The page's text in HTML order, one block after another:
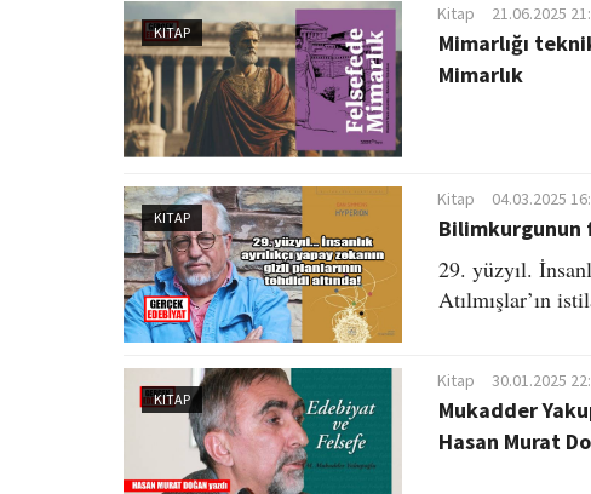
KITAP
Kitap 21.06.2025
Mimarlığı
Mimarlık
KITAP
Kitap 04.03.2025
Bilimkurgunun
29. yüzyıl.
Atılmışlar’ın
KITAP
Kitap 30.01.2025
Mukadder
Hasan Murat